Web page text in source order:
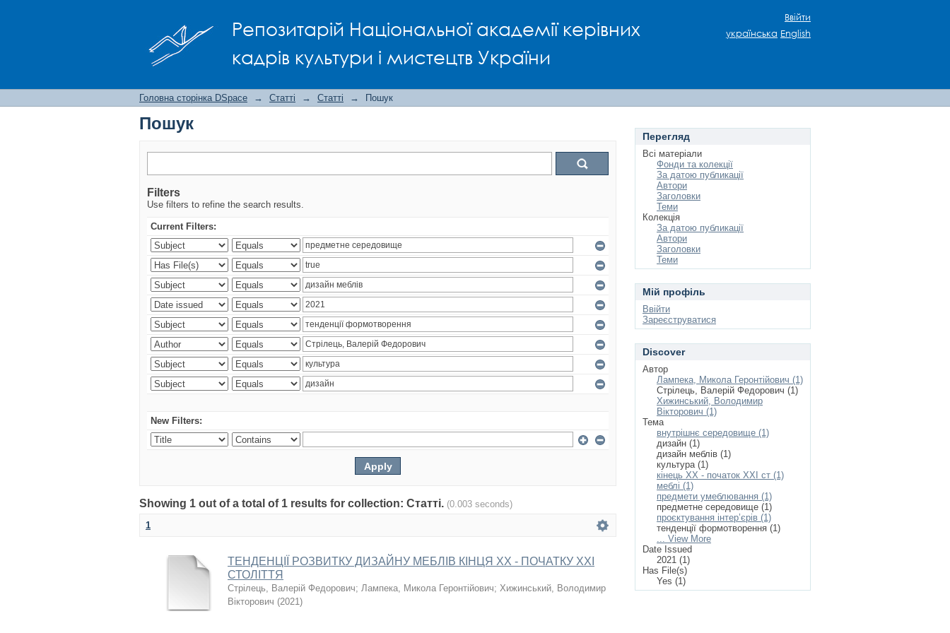
Репозитарій Національної академії керівних
кадрів культури і мистецтв України
Ввійти
українська English
Головна сторінка DSpace → Статті → Статті → Пошук
Пошук
Filters
Use filters to refine the search results.
Current Filters:
New Filters:
Showing 1 out of a total of 1 results for collection: Статті. (0.003 seconds)
1
ТЕНДЕНЦІЇ РОЗВИТКУ ДИЗАЙНУ МЕБЛІВ КІНЦЯ XX - ПОЧАТКУ XXI
СТОЛІТТЯ
Стрілець, Валерій Федорович; Лампека, Микола Геронтійович; Хижинський, Володимир
Вікторович (2021)
Перегляд
Всі матеріали
Фонди та колекції
За датою публикації
Автори
Заголовки
Теми
Колекція
За датою публикації
Автори
Заголовки
Теми
Мій профіль
Ввійти
Зареєструватися
Discover
Автор
Лампека, Микола Геронтійович (1)
Стрілець, Валерій Федорович (1)
Хижинський, Володимир
Вікторович (1)
Тема
внутрішнє середовище (1)
дизайн (1)
дизайн меблів (1)
культура (1)
кінець ХХ - початок ХХІ ст (1)
меблі (1)
предмети умеблювання (1)
предметне середовище (1)
проєктування інтер’єрів (1)
тенденції формотворення (1)
... View More
Date Issued
2021 (1)
Has File(s)
Yes (1)